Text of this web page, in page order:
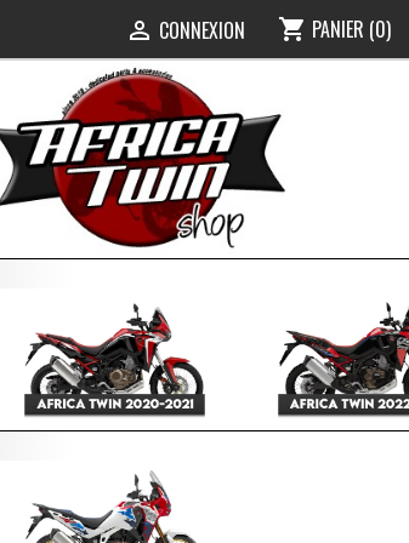
 CONNEXION shopping_cart PANIER (0)